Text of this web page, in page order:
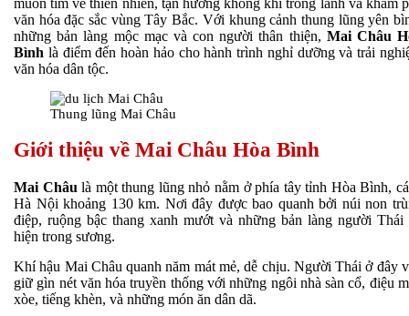
văn hóa đặc sắc vùng Tây Bắc. Với khung cảnh thung lũng yên
những bản làng mộc mạc và con người thân thiện, Mai Châu
Bình là điểm đến hoàn hảo cho hành trình nghỉ dưỡng và trải
văn hóa dân tộc.
Thung lũng Mai Châu
Giới thiệu về Mai Châu Hòa Bình
Mai Châu là một thung lũng nhỏ nằm ở phía tây tỉnh Hòa Bình,
Hà Nội khoảng 130 km. Nơi đây được bao quanh bởi núi non
điệp, ruộng bậc thang xanh mướt và những bản làng người Thái
hiện trong sương.
Khí hậu Mai Châu quanh năm mát mẻ, dễ chịu. Người Thái ở đây
giữ gìn nét văn hóa truyền thống với những ngôi nhà sàn cổ, điệu
xòe, tiếng khèn, và những món ăn dân dã.